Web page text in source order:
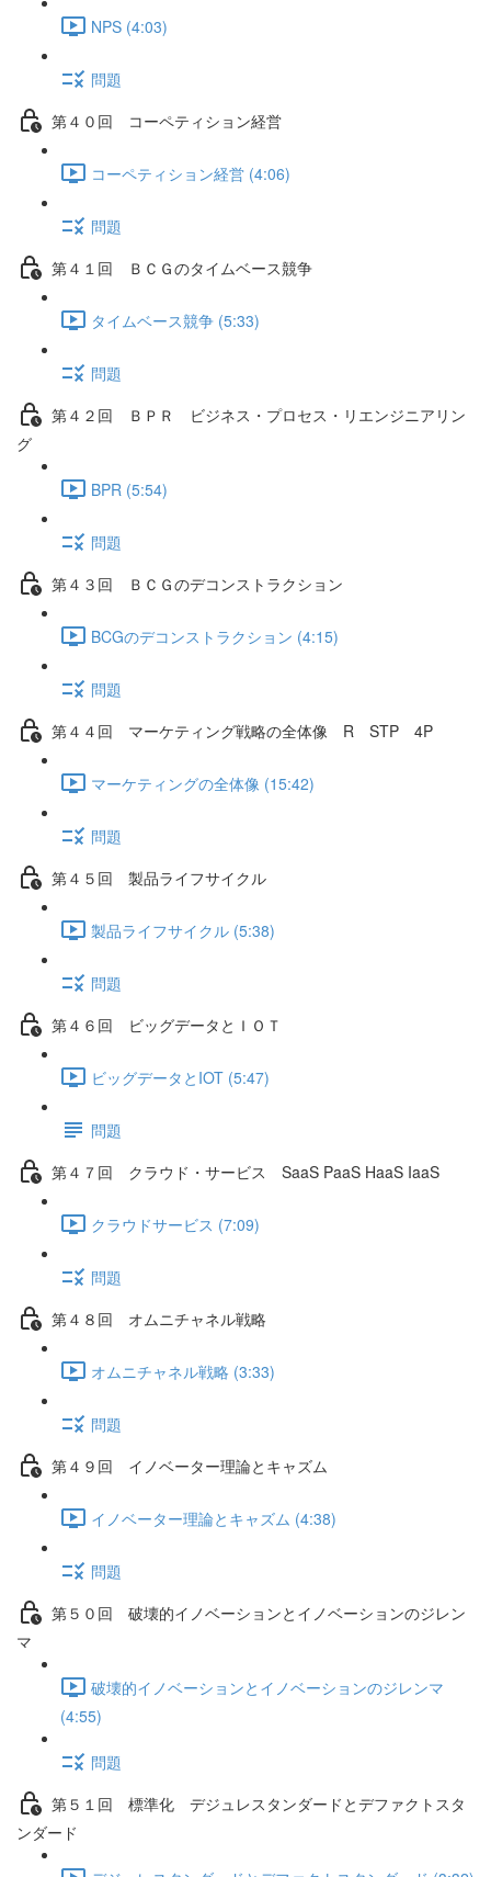
NPS (4:03)
問題
第４０回 コーペティション経営
コーペティション経営 (4:06)
問題
第４１回 ＢＣＧのタイムベース競争
タイムベース競争 (5:33)
問題
第４２回 ＢＰＲ ビジネス・プロセス・リエンジニアリン
グ
BPR (5:54)
問題
第４３回 ＢＣＧのデコンストラクション
BCGのデコンストラクション (4:15)
問題
第４４回 マーケティング戦略の全体像 R STP 4P
マーケティングの全体像 (15:42)
問題
第４５回 製品ライフサイクル
製品ライフサイクル (5:38)
問題
第４６回 ビッグデータとＩＯＴ
ビッグデータとIOT (5:47)
問題
第４７回 クラウド・サービス SaaS PaaS HaaS IaaS
クラウドサービス (7:09)
問題
第４８回 オムニチャネル戦略
オムニチャネル戦略 (3:33)
問題
第４９回 イノベーター理論とキャズム
イノベーター理論とキャズム (4:38)
問題
第５０回 破壊的イノベーションとイノベーションのジレン
マ
破壊的イノベーションとイノベーションのジレンマ
(4:55)
問題
第５１回 標準化 デジュレスタンダードとデファクトスタ
ンダード